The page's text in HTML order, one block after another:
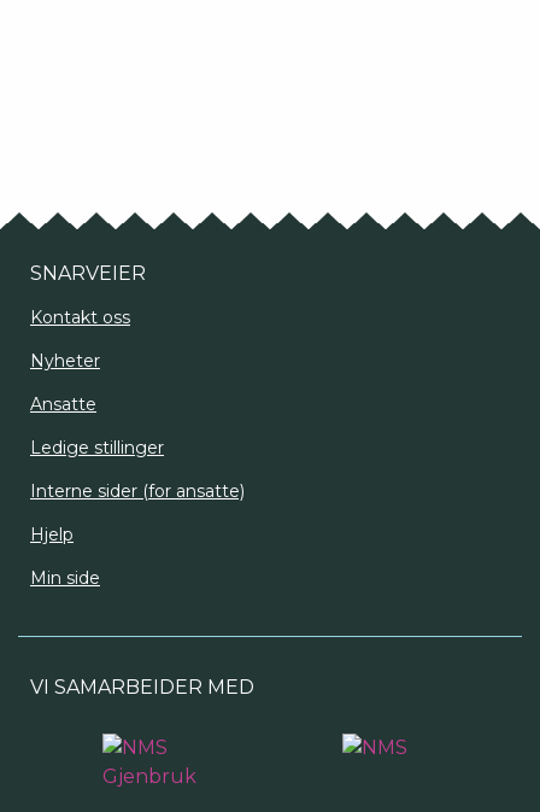
SNARVEIER
Kontakt oss
Nyheter
Ansatte
Ledige stillinger
Interne sider (for ansatte)
Hjelp
Min side
VI SAMARBEIDER MED